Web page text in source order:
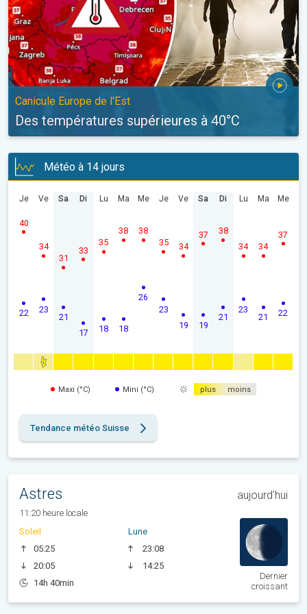
Canicule Europe de l'Est
Des températures supérieures à 40°C
Météo à 14 jours
Je
22
40
Ve
23
34
Sa
21
31
Di
17
33
Lu
18
35
Ma
18
38
Me
26
38
Je
23
35
Ve
19
34
Sa
19
37
Di
21
38
Lu
23
34
Ma
21
34
Me
22
37
Maxi (°C) Mini (°C) plus moins
Tendance météo Suisse
Astres aujourd'hui
11:20 heure locale
Soleil
05:25
20:05
14h 40min
Lune
23:08
14:25
Dernier
croissant